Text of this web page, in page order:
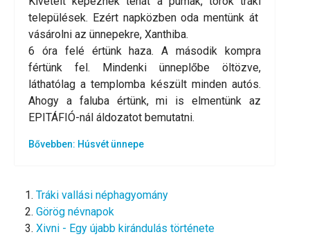
települések. Ezért napközben oda mentünk át
vásárolni az ünnepekre, Xanthiba.
6 óra felé értünk haza. A második kompra
fértünk fel. Mindenki ünneplőbe öltözve,
láthatólag a templomba készült minden autós.
Ahogy a faluba értünk, mi is elmentünk az
EPITÁFIÓ-nál áldozatot bemutatni.
Bővebben: Húsvét ünnepe
Tráki vallási néphagyomány
Görög névnapok
Xivni - Egy újabb kirándulás története